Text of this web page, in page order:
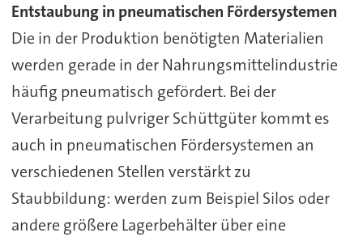
Entstaubung in pneumatischen Fördersystemen
Die in der Produktion benötigten Materialien
werden gerade in der Nahrungsmittelindustrie
häufig pneumatisch gefördert. Bei der
Verarbeitung pulvriger Schüttgüter kommt es
auch in pneumatischen Fördersystemen an
verschiedenen Stellen verstärkt zu
Staubbildung: werden zum Beispiel Silos oder
andere größere Lagerbehälter über eine